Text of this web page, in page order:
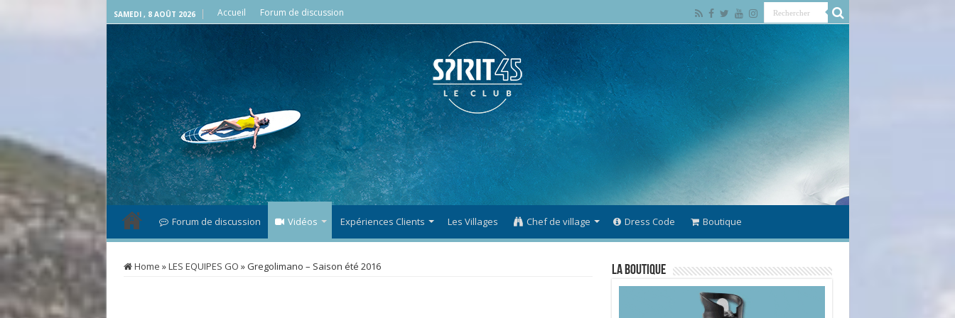
SAMEDI , 8 AOÛT 2026 Accueil Forum de discussion
Forum de discussion Vidéos Expériences Clients Les Villages Chef de village Dress Code Boutique
Home »LES EQUIPES GO »Gregolimano – Saison été 2016 La Boutique